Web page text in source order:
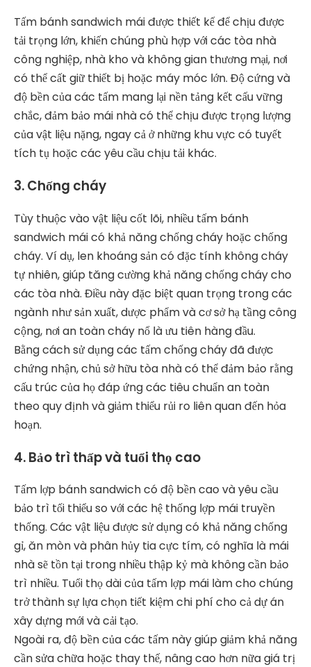
Tấm bánh sandwich mái được thiết kế để chịu được
tải trọng lớn, khiến chúng phù hợp với các tòa nhà
công nghiệp, nhà kho và không gian thương mại, nơi
có thể cất giữ thiết bị hoặc máy móc lớn. Độ cứng và
độ bền của các tấm mang lại nền tảng kết cấu vững
chắc, đảm bảo mái nhà có thể chịu được trọng lượng
của vật liệu nặng, ngay cả ở những khu vực có tuyết
tích tụ hoặc các yêu cầu chịu tải khác.
3. Chống cháy
Tùy thuộc vào vật liệu cốt lõi, nhiều tấm bánh
sandwich mái có khả năng chống cháy hoặc chống
cháy. Ví dụ, len khoáng sản có đặc tính không cháy
tự nhiên, giúp tăng cường khả năng chống cháy cho
các tòa nhà. Điều này đặc biệt quan trọng trong các
ngành như sản xuất, dược phẩm và cơ sở hạ tầng công
cộng, nơi an toàn cháy nổ là ưu tiên hàng đầu.
Bằng cách sử dụng các tấm chống cháy đã được
chứng nhận, chủ sở hữu tòa nhà có thể đảm bảo rằng
cấu trúc của họ đáp ứng các tiêu chuẩn an toàn
theo quy định và giảm thiểu rủi ro liên quan đến hỏa
hoạn.
4. Bảo trì thấp và tuổi thọ cao
Tấm lợp bánh sandwich có độ bền cao và yêu cầu
bảo trì tối thiểu so với các hệ thống lợp mái truyền
thống. Các vật liệu được sử dụng có khả năng chống
gỉ, ăn mòn và phân hủy tia cực tím, có nghĩa là mái
nhà sẽ tồn tại trong nhiều thập kỷ mà không cần bảo
trì nhiều. Tuổi thọ dài của tấm lợp mái làm cho chúng
trở thành sự lựa chọn tiết kiệm chi phí cho cả dự án
xây dựng mới và cải tạo.
Ngoài ra, độ bền của các tấm này giúp giảm khả năng
cần sửa chữa hoặc thay thế, nâng cao hơn nữa giá trị